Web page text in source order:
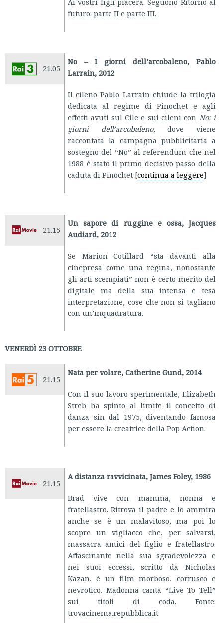
Ai vostri figli piacerà. Seguono Ritorno al
futuro: parte II e parte III.
21.05
No – I giorni dell’arcobaleno, Pablo
Larrain, 2012
Il cileno Pablo Larrain chiude la trilogia
dedicata al regime di Pinochet e agli
effetti avuti sul Cile e sui cileni con No: i
giorni dell’arcobaleno, dove viene
raccontata la campagna pubblicitaria a
sostegno del “No” al referendum che nel
1988 è stato il primo decisivo passo della
caduta di Pinochet [continua a leggere]
21.15
Un sapore di ruggine e ossa, Jacques
Audiard, 2012
Se Marion Cotillard “sta davanti alla
cinepresa come una regina, nonostante
gli arti scempiati” non è certo merito del
digitale ma della sua intensa e tesa
interpretazione, cose che non si tagliano
con un’inquadratura.
VENERDÌ 23 OTTOBRE
21.15
Nata per volare, Catherine Gund, 2014
Con il suo lavoro sperimentale, Elizabeth
Streb ha spinto al limite il concetto di
danza sin dal 1975, diventando famosa
per essere la creatrice della Pop Action.
21.15
A distanza ravvicinata, James Foley, 1986
Brad vive con mamma, nonna e
fratellastro. Ritrova il padre e lo ammira
anche se è un malavitoso, ma poi lo
scopre un vigliacco che, per salvarsi,
massacra amici del figlio e fratellastro.
Affascinante nella sua sgradevolezza e
nei suoi eccessi, scritto da Nicholas
Kazan, è un film morboso, corrusco e
nevrotico. Madonna canta “Live To Tell”
sui titoli di coda. Fonte:
trovacinema.repubblica.it